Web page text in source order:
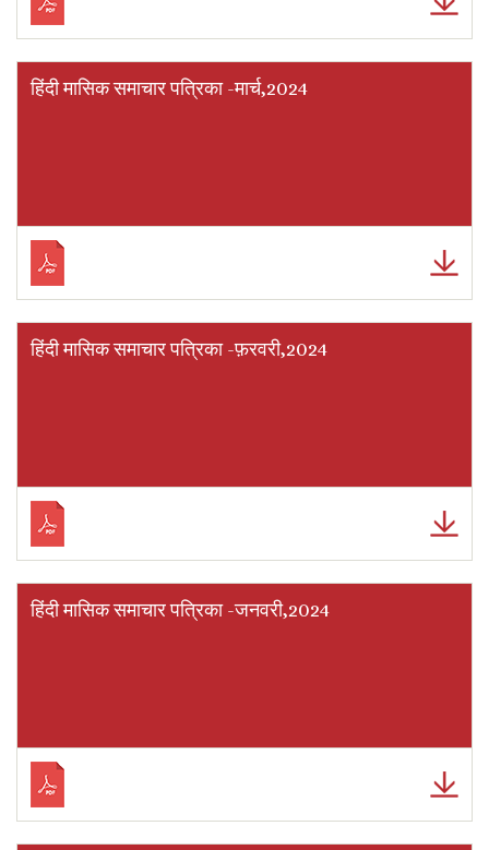
हिंदी मासिक समाचार पत्रिका -मार्च,2024
हिंदी मासिक समाचार पत्रिका -फ़रवरी,2024
हिंदी मासिक समाचार पत्रिका -जनवरी,2024